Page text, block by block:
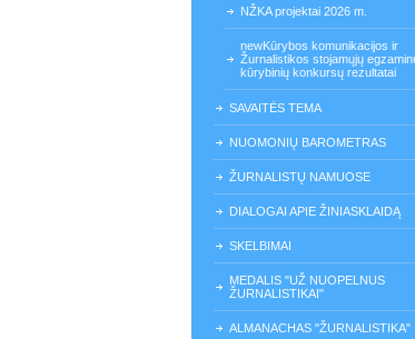
NŽKA projektai 2026 m.
newKūrybos komunikacijos ir
Žurnalistikos stojamųjų
kūrybinių konkursų rezultatai
SAVAITĖS TEMA
NUOMONIŲ BAROMETRAS
ŽURNALISTŲ NAMUOSE
DIALOGAI APIE ŽINIASKLAIDĄ
SKELBIMAI
MEDALIS "UŽ NUOPELNUS
ŽURNALISTIKAI"
ALMANACHAS "ŽURNALISTIKA"